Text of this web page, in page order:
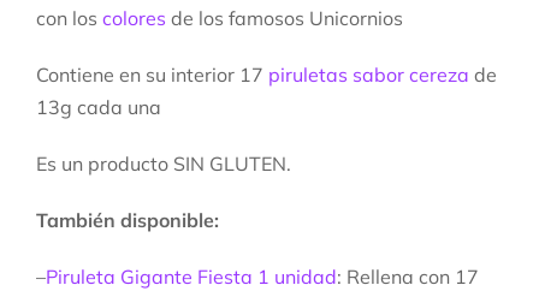
con los colores de los famosos Unicornios
Contiene en su interior 17 piruletas sabor cereza de
13g cada una
Es un producto SIN GLUTEN.
También disponible:
–Piruleta Gigante Fiesta 1 unidad: Rellena con 17